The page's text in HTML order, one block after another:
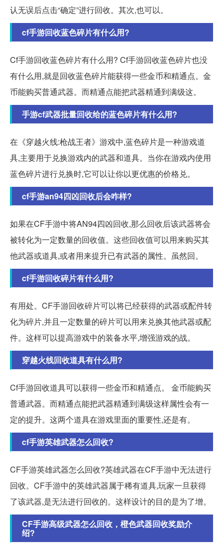
认无误后点击“确定”进行回收。其次,也可以。
cf手游回收蓝色碎片有什么用?
Cf手游回收蓝色碎片有什么用? Cf手游回收蓝色碎片也没
有什么用,就是回收蓝色碎片能获得一些金币和精通点。金
币能购买普通武器。而精通点能把武器精通到满级这。
手游cf武器批量回收给的蓝色碎片有什么用?
在《穿越火线:枪战王者》游戏中,蓝色碎片是一种游戏道
具,主要用于兑换游戏内的武器和道具。当你在游戏内使用
蓝色碎片进行兑换时,它可以让你以更优惠的价格兑。
cf手游an94四凶回收后会咋样?
如果在CF手游中将AN94四凶回收,那么回收后该武器将会
被转化为一定数量的回收值。这些回收值可以用来购买其
他武器或道具,或者用来提升已有武器的属性。虽然回。
cf手游回收碎片有什么用?
有用处。CF手游回收碎片可以将已经获得的武器或配件转
化为碎片,并且一定数量的碎片可以用来兑换其他武器或配
件。这样可以提高游戏中的装备水平,增强游戏的战。
穿越火线回收道具有什么用?
Cf手游回收道具可以获得一些金币和精通点。 金币能购买
普通武器。而精通点能把武器精通到满级这样属性会有一
定的提升。这两个道具在游戏里面的重要性,还是有。
cf手游英雄武器怎么回收?
CF手游英雄武器怎么回收?英雄武器在CF手游中无法进行
回收。CF手游中的英雄武器属于稀有道具,玩家一旦获得
了该武器,是无法进行回收的。这样设计的目的是为了增。
CF手游高级武器怎么回收，橙色武器回收奖励介
绍?